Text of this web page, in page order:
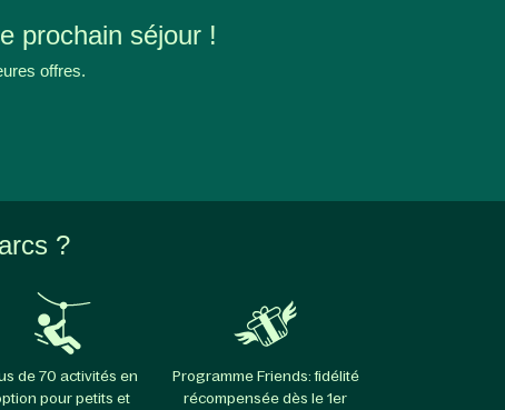
prochain séjour !
offres.
?
de 70 activités en
pour petits et
Programme Friends: fidélité
récompensée dès le 1er